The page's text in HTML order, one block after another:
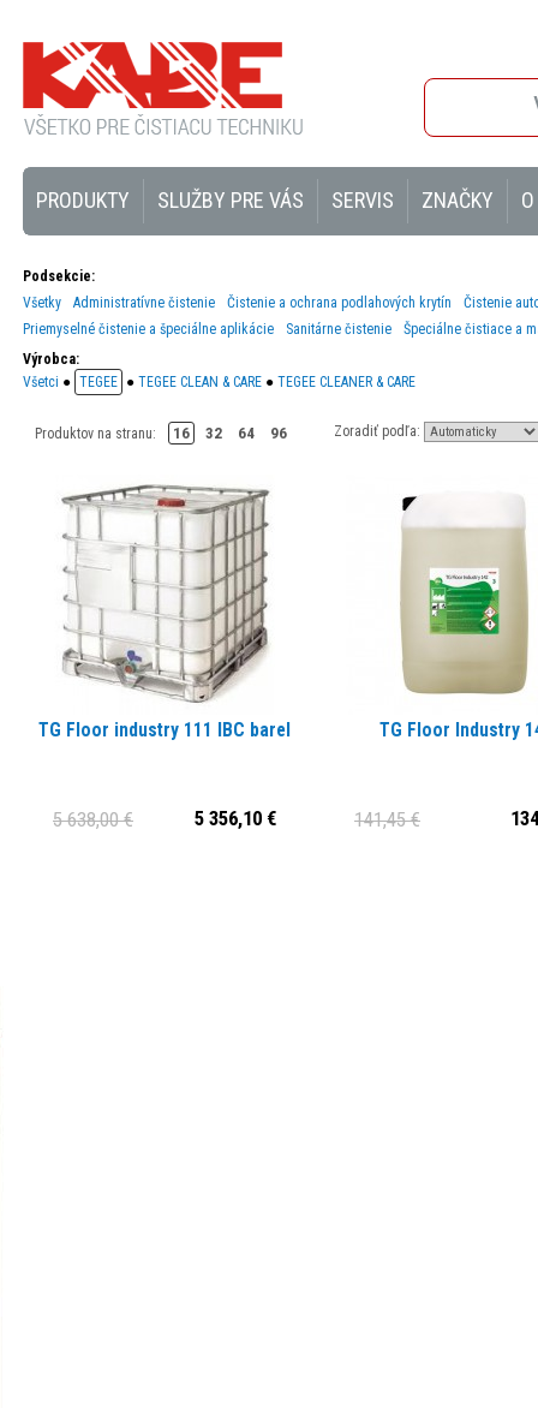
PRODUKTY SLUŽBY PRE VÁS SERVIS ZNAČKY
Podsekcie:
Všetky
Administratívne čistenie Čistenie a ochrana podlahových krytín
Čistenie
Priemyselné čistenie a špeciálne aplikácie
Sanitárne čistenie
Špeciálne čistiace a
Výrobca:
Všetci ● TEGEE ● TEGEE CLEAN & CARE ● TEGEE CLEANER & CARE
Produktov na stranu: 16 32 64 96 Zoradiť podľa:
TG Floor industry 111 IBC barel
5 356,10 €
5 638,00 €
TG Floor Industry
141,45 €